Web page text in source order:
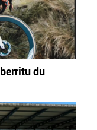
eta
teknologia hori
diguzu.Gehiago
du